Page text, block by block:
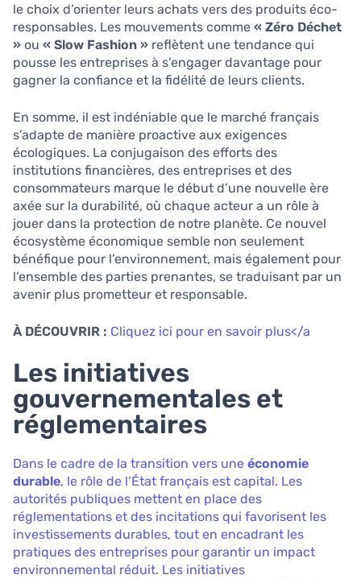
le choix d’orienter leurs achats vers des produits éco-
responsables. Les mouvements comme « Zéro Déchet
» ou « Slow Fashion » reflètent une tendance qui
pousse les entreprises à s’engager davantage pour
gagner la confiance et la fidélité de leurs clients.
En somme, il est indéniable que le marché français
s’adapte de manière proactive aux exigences
écologiques. La conjugaison des efforts des
institutions financières, des entreprises et des
consommateurs marque le début d’une nouvelle ère
axée sur la durabilité, où chaque acteur a un rôle à
jouer dans la protection de notre planète. Ce nouvel
écosystème économique semble non seulement
bénéfique pour l’environnement, mais également pour
l’ensemble des parties prenantes, se traduisant par un
avenir plus prometteur et responsable.
À DÉCOUVRIR : Cliquez ici pour en savoir plus</a
Les initiatives
gouvernementales et
réglementaires
Dans le cadre de la transition vers une économie
durable, le rôle de l’État français est capital. Les
autorités publiques mettent en place des
réglementations et des incitations qui favorisent les
investissements durables, tout en encadrant les
pratiques des entreprises pour garantir un impact
environnemental réduit. Les initiatives